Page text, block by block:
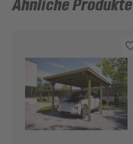
Ähnliche Produkte